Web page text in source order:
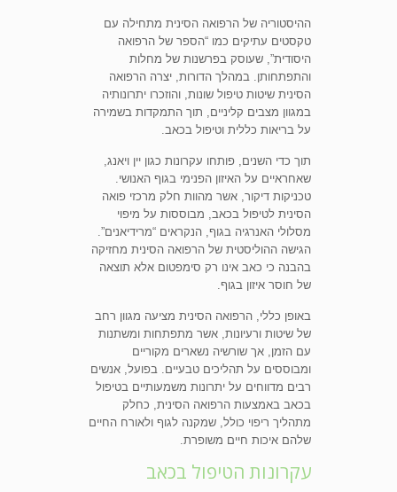
ההיסטוריה של הרפואה הסינית מתחילה עם
טקסטים עתיקים כמו “הספר של הרפואה
היסודית”, שעוסק בפרשנות של מחלות
והתפתחותן. במהלך הדורות, יצרה הרפואה
הסינית שיטות טיפול שונות, והוזכרו יתרונותיה
במגוון מצבים קליניים, תוך התמקדות בשמירה
על בריאות כללית וטיפול בכאב.
תוך כדי השנים, פותחו עקרונות כגון יין ויאנג,
שאחראיים על האיזון הפנימי בגוף האנושי.
טכניקות דיקור, אשר מהוות חלק מרכזי פואה
הסינית לטיפול בכאב, מבוססות על מיפוי
מסלולי האנרגיה בגוף, הנקראים “מרידיאנים”.
הגישה ההוליסטית של הרפואה הסינית מחזיקה
בהבנה כי כאב אינו רק סימפטום אלא תוצאה
של חוסר איזון בגוף.
באופן כללי, הרפואה הסינית מציעה מגוון רחב
של שיטות ורעיונות, אשר מתפתחות ומשתנות
עם הזמן, אך שורשיה נשארים מקוריים
ומבוססים על תהליכים טבעיים. בפועל, אנשים
רבים מדווחים על יתרונות משמעותיים בטיפול
בכאב באמצעות הרפואה הסינית, כחלק
מתהליך ריפוי כולל, שמקנה לגוף ולאורח החיים
שלהם איכות חיים משופרת.
עקרונות הטיפול בכאב